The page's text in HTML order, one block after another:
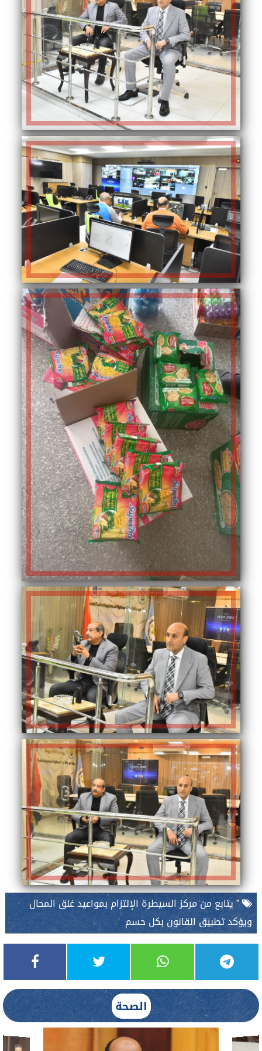
” يتابع من مركز السيطرة الإلتزام بمواعيد غلق المحال
ويؤكد تطبيق القانون بكل حسم
الصحة